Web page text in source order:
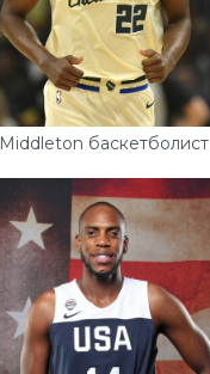
Middleton баскетболист